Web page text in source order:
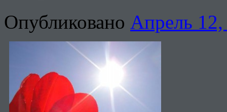
Опубликовано Апрель